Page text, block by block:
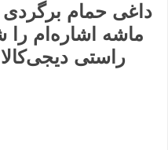
داغی حمام برگردی
ماشه اشاره‌ام
راستی